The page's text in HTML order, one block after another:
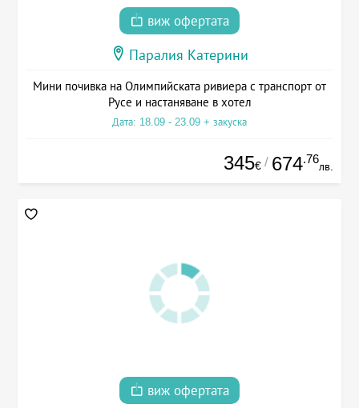
виж офертата
Паралия Катерини
Мини почивка на Олимпийската ривиера с транспорт от
Русе и настаняване в хотел
Дата: 18.09 - 23.09 + закуска
345€ / 674.76
лв.
виж офертата